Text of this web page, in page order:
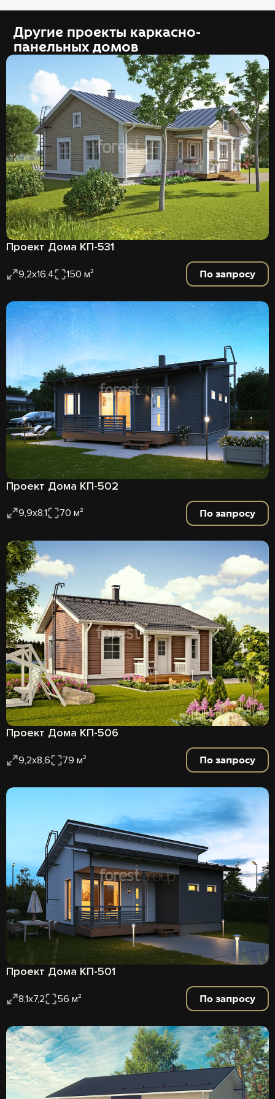
Другие проекты каркасно-
панельных домов
Проект Дома КП-531
9,2х16,4 150 м² По запросу
Проект Дома КП-502
9,9х8,1 70 м² По запросу
Проект Дома КП-506
9,2х8,6 79 м² По запросу
Проект Дома КП-501
8,1х7,2 56 м² По запросу